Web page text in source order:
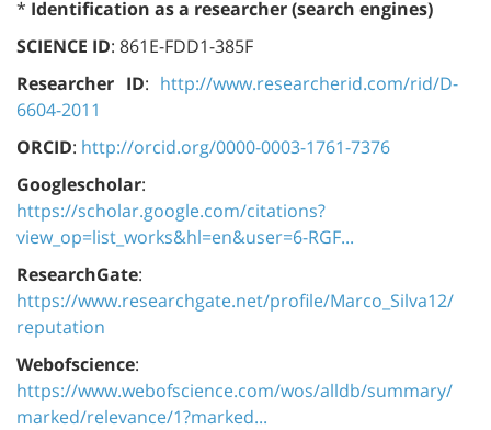
* Identification as a researcher (search engines)
SCIENCE ID: 861E-FDD1-385F
Researcher ID: http://www.researcherid.com/rid/D-
6604-2011
ORCID: http://orcid.org/0000-0003-1761-7376
Googlescholar:
https://scholar.google.com/citations?
view_op=list_works&hl=en&user=6-RGF...
ResearchGate:
https://www.researchgate.net/profile/Marco_Silva12/
reputation
Webofscience:
https://www.webofscience.com/wos/alldb/summary/
marked/relevance/1?marked...